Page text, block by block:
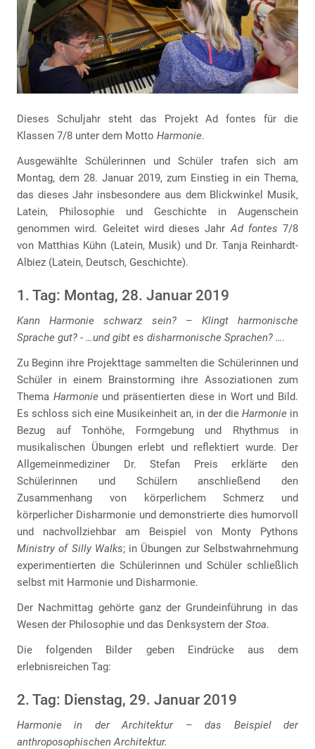
Dieses Schuljahr steht das Projekt Ad fontes für die
Klassen 7/8 unter dem Motto Harmonie.
Ausgewählte Schülerinnen und Schüler trafen sich am
Montag, dem 28. Januar 2019, zum Einstieg in ein Thema,
das dieses Jahr insbesondere aus dem Blickwinkel Musik,
Latein, Philosophie und Geschichte in Augenschein
genommen wird. Geleitet wird dieses JahrAd fontes 7/8
von Matthias Kühn (Latein, Musik) und Dr. Tanja Reinhardt-
Albiez (Latein, Deutsch, Geschichte).
1. Tag: Montag, 28. Januar 2019
Kann Harmonie schwarz sein? – Klingt harmonische
Sprache gut? - …und gibt es disharmonische Sprachen? ….
Zu Beginn ihre Projekttage sammelten die Schülerinnen und
Schüler in einem Brainstorming ihre Assoziationen zum
Thema Harmonieund präsentierten diese in Wort und Bild.
Es schloss sich eine Musikeinheit an, in der die Harmonie in
Bezug auf Tonhöhe, Formgebung und Rhythmus in
musikalischen Übungen erlebt und reflektiert wurde. Der
Allgemeinmediziner Dr. Stefan Preis erklärte den
Schülerinnen und Schülern anschließend den
Zusammenhang von körperlichem Schmerz und
körperlicher Disharmonie und demonstrierte dies humorvoll
und nachvollziehbar am Beispiel von Monty Pythons
Ministry of Silly Walks; in Übungen zur Selbstwahrnehmung
experimentierten die Schülerinnen und Schüler schließlich
selbst mit Harmonie und Disharmonie.
Der Nachmittag gehörte ganz der Grundeinführung in das
Wesen der Philosophie und das Denksystem der Stoa.
Die folgenden Bilder geben Eindrücke aus dem
erlebnisreichen Tag:
2. Tag: Dienstag, 29. Januar 2019
Harmonie in der Architektur – das Beispiel der
anthroposophischen Architektur.